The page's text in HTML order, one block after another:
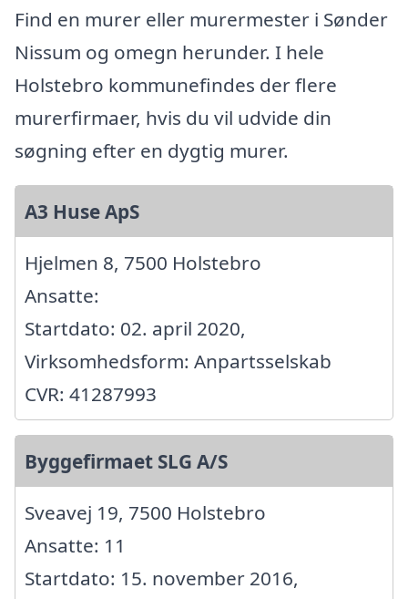
Find en murer eller murermester i Sønder
Nissum og omegn herunder. I hele
Holstebro kommunefindes der flere
murerfirmaer, hvis du vil udvide din
søgning efter en dygtig murer.
A3 Huse ApS
Hjelmen 8, 7500 Holstebro
Ansatte:
Startdato: 02. april 2020,
Virksomhedsform: Anpartsselskab
CVR: 41287993
Byggefirmaet SLG A/S
Sveavej 19, 7500 Holstebro
Ansatte: 11
Startdato: 15. november 2016,